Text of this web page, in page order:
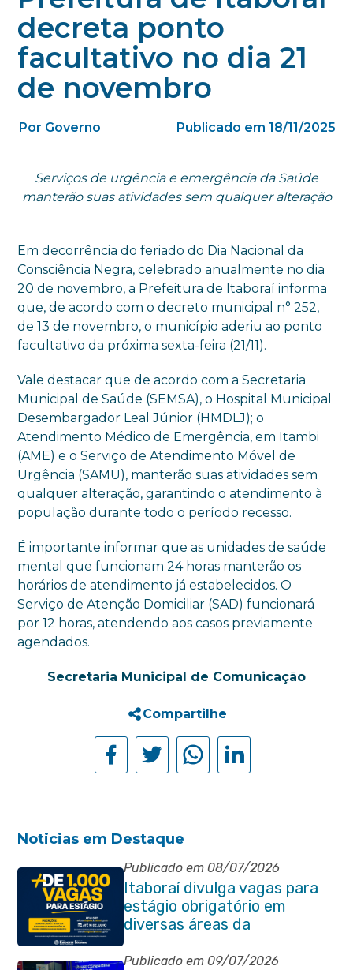
decreta ponto
facultativo no dia 21
de novembro
Por Governo Publicado em 18/11/2025
Serviços de urgência e emergência da Saúde
manterão suas atividades sem qualquer alteração
Em decorrência do feriado do Dia Nacional da
Consciência Negra, celebrado anualmente no dia
20 de novembro, a Prefeitura de Itaboraí informa
que, de acordo com o decreto municipal n° 252,
de 13 de novembro, o município aderiu ao ponto
facultativo da próxima sexta-feira (21/11).
Vale destacar que de acordo com a Secretaria
Municipal de Saúde (SEMSA), o Hospital Municipal
Desembargador Leal Júnior (HMDLJ); o
Atendimento Médico de Emergência, em Itambi
(AME) e o Serviço de Atendimento Móvel de
Urgência (SAMU), manterão suas atividades sem
qualquer alteração, garantindo o atendimento à
população durante todo o período recesso.
É importante informar que as unidades de saúde
mental que funcionam 24 horas manterão os
horários de atendimento já estabelecidos. O
Serviço de Atenção Domiciliar (SAD) funcionará
por 12 horas, atendendo aos casos previamente
agendados.
Secretaria Municipal de Comunicação
Compartilhe
Noticias em Destaque
Publicado em 08/07/2026
Itaboraí divulga vagas para
estágio obrigatório em
diversas áreas da
administração pública
Publicado em 09/07/2026